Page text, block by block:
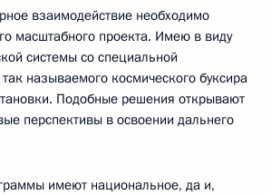
взаимодействие необходимо
масштабного проекта. Имею в виду
системы со специальной
называемого космического буксира
Подобные решения открывают
перспективы в освоении дальнего
имеют национальное, да и,